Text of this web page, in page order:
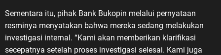
Sementara itu, pihak Bank Bukopin melalui pernyataan
resminya menyatakan bahwa mereka sedang melakukan
investigasi internal. “Kami akan memberikan klarifikasi
secepatnya setelah proses investigasi selesai. Kami juga